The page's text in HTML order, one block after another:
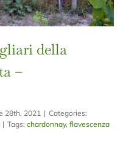
della
–
28th, 2021 | Categories:
| Tags:chardonnay,flavescenza